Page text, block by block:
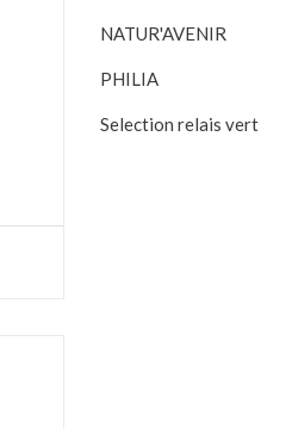
NATUR'AVENIR
PHILIA
Selection relais vert